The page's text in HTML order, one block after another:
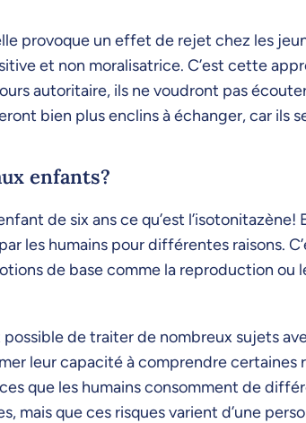
provoque un effet de rejet chez les
et non moralisatrice. C’est cette
autoritaire, ils ne voudront pas
bien plus enclins à échanger, car ils
enfants?
de six ans ce qu’est
les humains pour différentes raisons.
de base comme la reproduction
possible de traiter de nombreux sujets
leur capacité à comprendre certaines
que les humains consomment de
mais que ces risques varient d’une